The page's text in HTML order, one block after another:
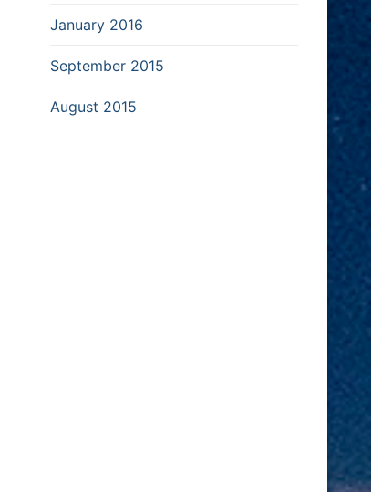
January 2016
September 2015
August 2015